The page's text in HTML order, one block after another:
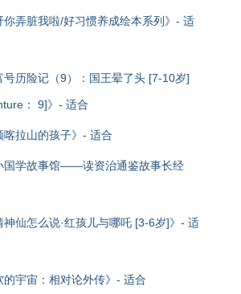
你弄脏我啦/好习惯养成绘本系列》- 适
号历险记（9）：国王晕了头 [7-10岁]
： 9]》- 适合
喀拉山的孩子》- 适合
国学故事馆——读资治通鉴故事长经
神仙怎么说·红孩儿与哪吒 [3-6岁]》- 适
的宇宙：相对论外传》- 适合